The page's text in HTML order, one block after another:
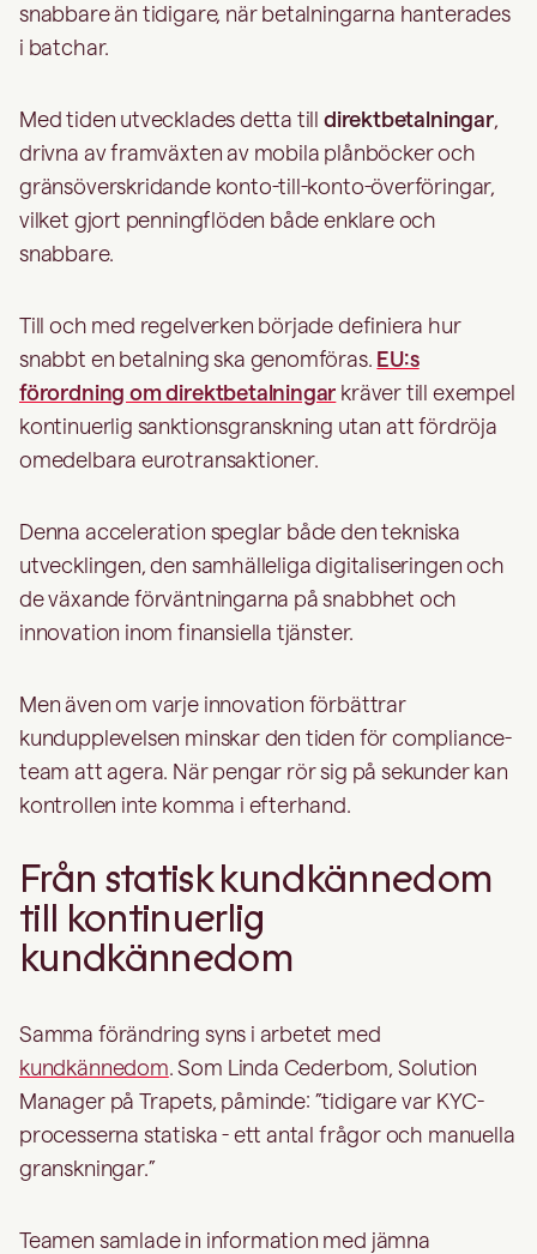
snabbare än tidigare, när betalningarna hanterades
i batchar.
Med tiden utvecklades detta till direktbetalningar,
drivna av framväxten av mobila plånböcker och
gränsöverskridande konto-till-konto-överföringar,
vilket gjort penningflöden både enklare och
snabbare.
Till och med regelverken började definiera hur
snabbt en betalning ska genomföras. EU:s
förordning om direktbetalningar kräver till exempel
kontinuerlig sanktionsgranskning utan att fördröja
omedelbara eurotransaktioner.
Denna acceleration speglar både den tekniska
utvecklingen, den samhälleliga digitaliseringen och
de växande förväntningarna på snabbhet och
innovation inom finansiella tjänster.
Men även om varje innovation förbättrar
kundupplevelsen minskar den tiden för compliance-
team att agera. När pengar rör sig på sekunder kan
kontrollen inte komma i efterhand.
Från statisk kundkännedom
till kontinuerlig
kundkännedom
Samma förändring syns i arbetet med
kundkännedom. Som Linda Cederbom, Solution
Manager på Trapets, påminde: ”tidigare var KYC-
processerna statiska - ett antal frågor och manuella
granskningar.”
Teamen samlade in information med jämna